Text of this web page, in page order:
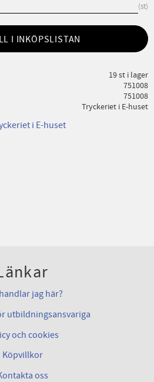
st
I INKÖPSLISTAN
19 st i lager
751008
751008
Tryckeriet i E-huset
i E-huset
jag här?
utbildningsansvariga
och cookies
Köpvillkor
oss